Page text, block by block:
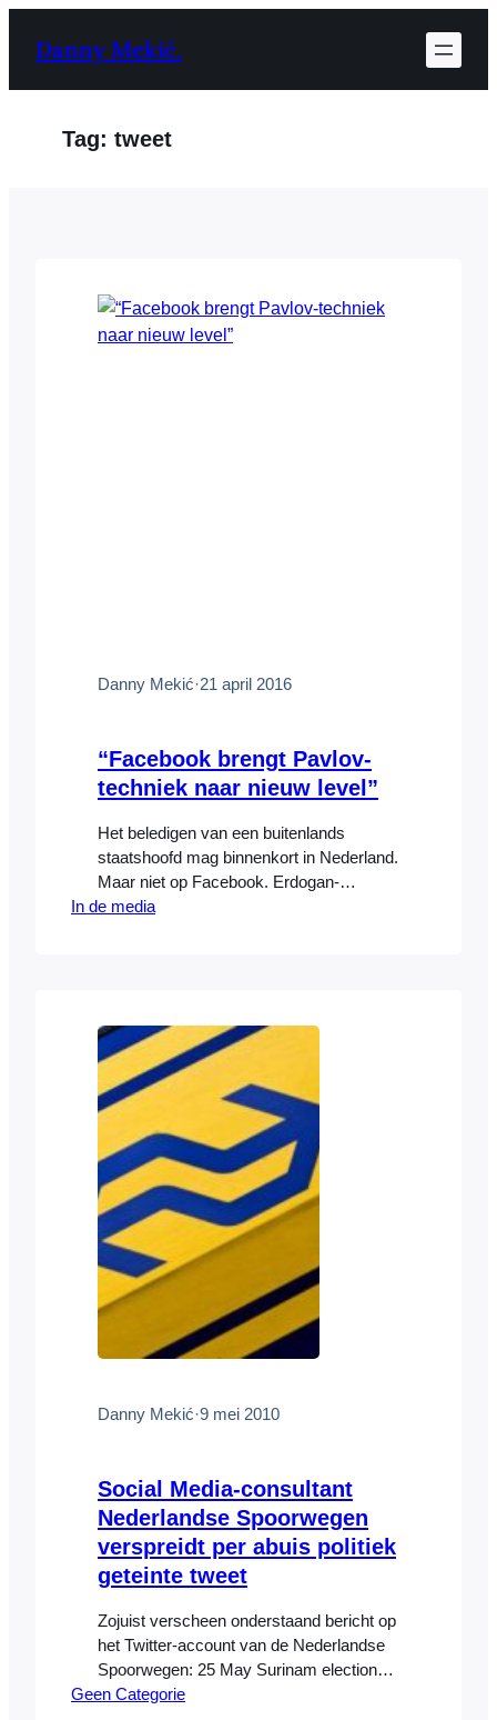
naarDanny Mekić.
Tag: tweet
Danny Mekić·21 april 2016
“Facebook brengt Pavlov-
techniek naar nieuw level”
Het beledigen van een buitenlands
staatshoofd mag binnenkort in Nederland.
Maar niet op Facebook. Erdogan-
cartoons van Ruben L. Oppenheimer zijn
Technologiedeskundige en jurist Danny
Mekić over de houdbaarheid van
Facebooks huisregels. Een cartoon van
Erdogan…
In de media
Danny Mekić·9 mei 2010
Social Media-consultant
Nederlandse Spoorwegen
verspreidt per abuis politiek
geteinte tweet
Zojuist verscheen onderstaand bericht op
het Twitter-account van de Nederlandse
Spoorwegen: 25 May Surinam elections:
25 political parties for 350.000 people.
Geen Categorie